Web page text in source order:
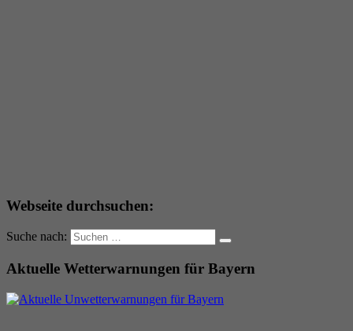
Webseite durchsuchen:
Suche nach:
Aktuelle Wetterwarnungen für Bayern